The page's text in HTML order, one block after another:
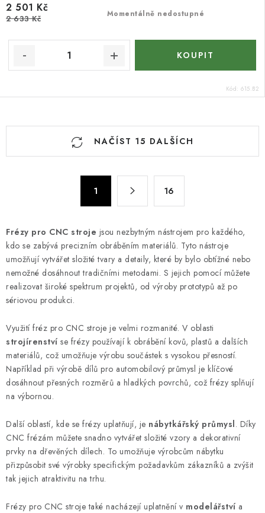
Momentálně nedostupné
2 501 Kč
2 633 Kč
Kód: 615.B2
O
c
í
p
r
v
k
v
ý
p
i
s
NAČÍST 15 DALŠÍCH
á
n
k
o
v
á
í
1 16
Frézy pro CNC stroje jsou nezbytným nástrojem pro každého,
kdo se zabývá precizním obráběním materiálů. Tyto nástroje
umožňují vytvářet složité tvary a detaily, které by bylo obtížné nebo
nemožné dosáhnout tradičními metodami. S jejich pomocí můžete
realizovat široké spektrum projektů, od výroby prototypů až po
sériovou produkci.
Využití fréz pro CNC stroje je velmi rozmanité. V oblasti
strojírenství se frézy používají k obrábění kovů, plastů a dalších
materiálů, což umožňuje výrobu součástek s vysokou přesností.
Například při výrobě dílů pro automobilový průmysl je klíčové
dosáhnout přesných rozměrů a hladkých povrchů, což frézy splňují
na výbornou.
Další oblastí, kde se frézy uplatňují, je nábytkářský průmysl. Díky
CNC frézám můžete snadno vytvářet složité vzory a dekorativní
prvky na dřevěných dílech. To umožňuje výrobcům nábytku
přizpůsobit své výrobky specifickým požadavkům zákazníků a zvýšit
tak jejich atraktivitu na trhu.
Frézy pro CNC stroje také nacházejí uplatnění v modelářství a